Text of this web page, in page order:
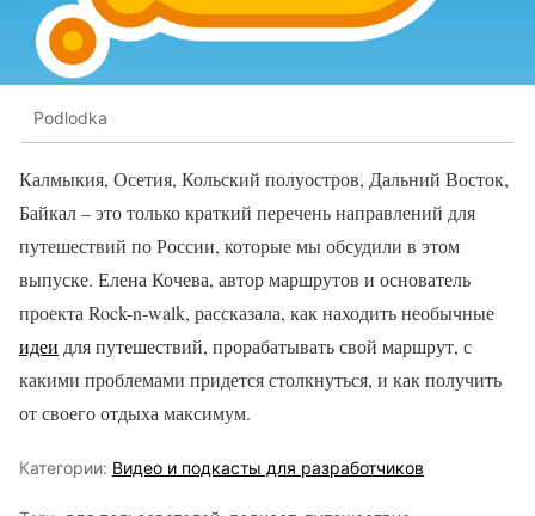
Podlodka
Калмыкия, Осетия, Кольский полуостров, Дальний Восток,
Байкал – это только краткий перечень направлений для
путешествий по России, которые мы обсудили в этом
выпуске. Елена Кочева, автор маршрутов и основатель
проекта Rock-n-walk, рассказала, как находить необычные
идеи для путешествий, прорабатывать свой маршрут, с
какими проблемами придется столкнуться, и как получить
от своего отдыха максимум.
Категории: Видео и подкасты для разработчиков